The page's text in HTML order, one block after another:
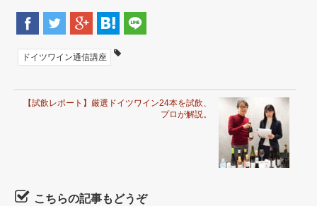
ドイツワイン通信講座
【試飲レポート】厳選ドイツワイン24本を試飲、
プロが解説。
こちらの記事もどうぞ